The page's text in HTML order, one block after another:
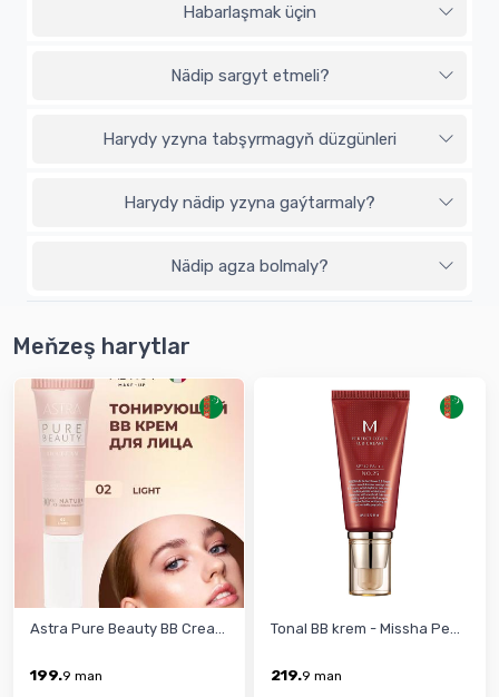
Habarlaşmak üçin
Nädip sargyt etmeli?
Harydy yzyna tabşyrmagyň düzgünleri
Harydy nädip yzyna gaýtarmaly?
Nädip agza bolmaly?
Meňzeş harytlar
Astra Pure Beauty BB Crea...
199.9 man
Tonal BB krem - Missha Pe...
219.9 man